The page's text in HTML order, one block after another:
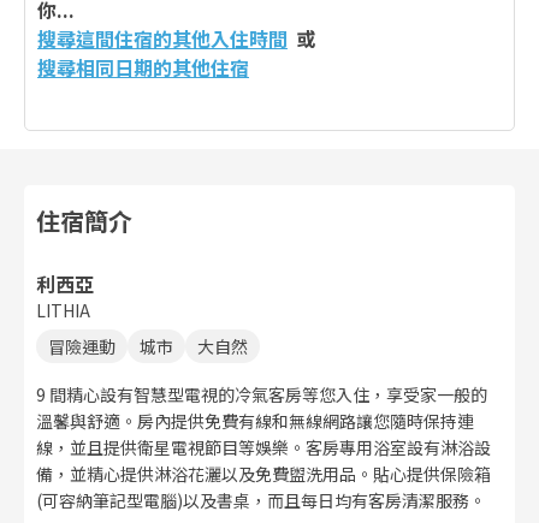
你...
搜尋這間住宿的其他入住時間 或
搜尋相同日期的其他住宿
住宿簡介
利西亞
LITHIA
冒險運動
城市
大自然
9 間精心設有智慧型電視的冷氣客房等您入住，享受家一般的
溫馨與舒適。房內提供免費有線和無線網路讓您隨時保持連
線，並且提供衛星電視節目等娛樂。客房專用浴室設有淋浴設
備，並精心提供淋浴花灑以及免費盥洗用品。貼心提供保險箱
(可容納筆記型電腦)以及書桌，而且每日均有客房清潔服務。